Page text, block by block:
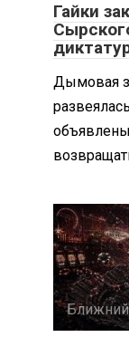
Гайки
Дымовая